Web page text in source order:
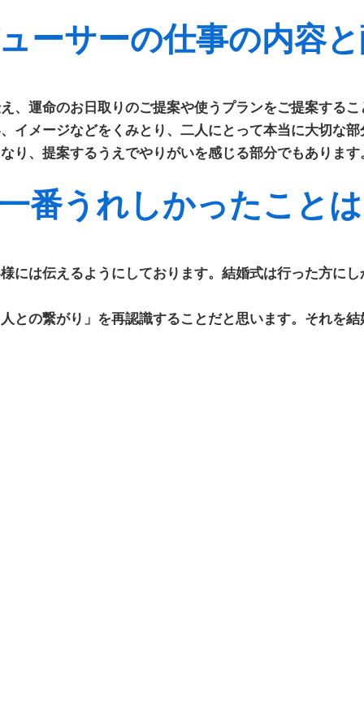
ーサーの仕事の内容
、運命のお日取りのご提案や使うプランをご提案する
イメージなどをくみとり、二人にとって本当に大切な
り、提案するうえでやりがいを感じる部分でもあります
番うれしかったこと
には伝えるようにしております。結婚式は行った方に
との繋がり」を再認識することだと思います。それを